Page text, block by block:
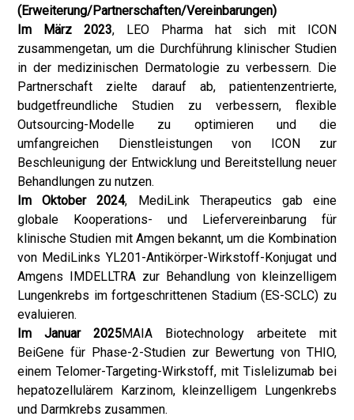
(Erweiterung/Partnerschaften/Vereinbarungen)
Im März 2023, LEO Pharma hat sich mit ICON
zusammengetan, um die Durchführung klinischer Studien
in der medizinischen Dermatologie zu verbessern. Die
Partnerschaft zielte darauf ab, patientenzentrierte,
budgetfreundliche Studien zu verbessern, flexible
Outsourcing-Modelle zu optimieren und die
umfangreichen Dienstleistungen von ICON zur
Beschleunigung der Entwicklung und Bereitstellung neuer
Behandlungen zu nutzen.
Im Oktober 2024, MediLink Therapeutics gab eine
globale Kooperations- und Liefervereinbarung für
klinische Studien mit Amgen bekannt, um die Kombination
von MediLinks YL201-Antikörper-Wirkstoff-Konjugat und
Amgens IMDELLTRA zur Behandlung von kleinzelligem
Lungenkrebs im fortgeschrittenen Stadium (ES-SCLC) zu
evaluieren.
Im Januar 2025MAIA Biotechnology arbeitete mit
BeiGene für Phase-2-Studien zur Bewertung von THIO,
einem Telomer-Targeting-Wirkstoff, mit Tislelizumab bei
hepatozellulärem Karzinom, kleinzelligem Lungenkrebs
und Darmkrebs zusammen.